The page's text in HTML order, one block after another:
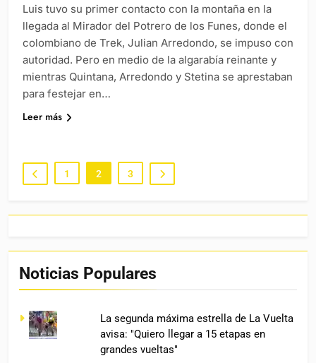
Luis tuvo su primer contacto con la montaña en la
llegada al Mirador del Potrero de los Funes, donde el
colombiano de Trek, Julian Arredondo, se impuso con
autoridad. Pero en medio de la algarabía reinante y
mientras Quintana, Arredondo y Stetina se aprestaban
para festejar en…
Leer más
1 2 3
Noticias Populares
La segunda máxima estrella de La Vuelta
avisa: "Quiero llegar a 15 etapas en
grandes vueltas"